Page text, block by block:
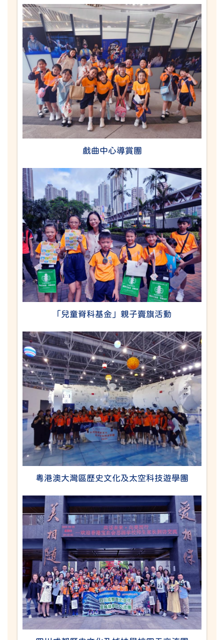
戲曲中心導賞團
「兒童脊科基金」親子賣旗活動
粵港澳大灣區歷史文化及太空科技遊學團